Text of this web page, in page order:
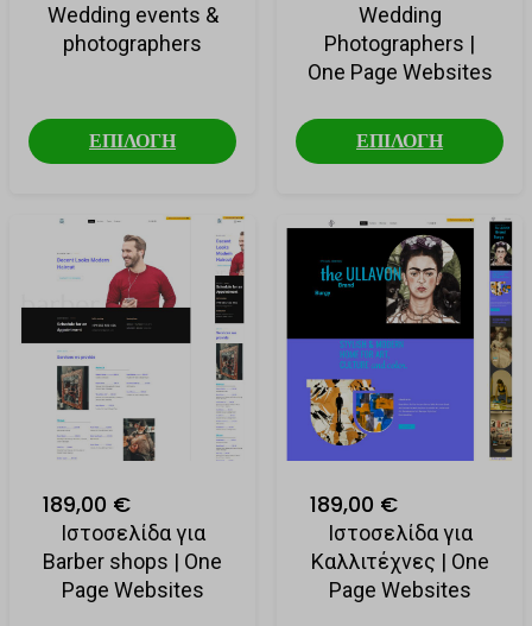
Wedding events &
photographers
ΕΠΙΛΟΓΗ
Wedding
Photographers |
One Page Websites
ΕΠΙΛΟΓΗ
189,00 €
Ιστοσελίδα για
Barber shops | One
Page Websites
189,00 €
Ιστοσελίδα για
Καλλιτέχνες | One
Page Websites